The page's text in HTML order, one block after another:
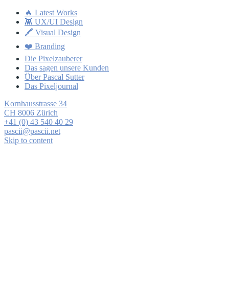
🔥 Latest Works
👾 UX/UI Design
🖍 Visual Design
❤️ Branding
Die Pixelzauberer
Das sagen unsere Kunden
Über Pascal Sutter
Das Pixeljournal
Kornhausstrasse 34
CH 8006 Zürich
+41 (0) 43 540 40 29
pascii@pascii.net
Skip to content